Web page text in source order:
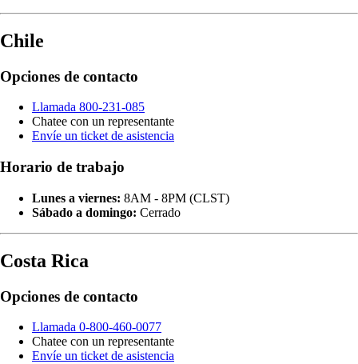
Chile
Opciones de contacto
Llamada 800-231-085
Chatee con un representante
Envíe un ticket de asistencia
Horario de trabajo
Lunes a viernes: 8AM - 8PM (CLST)
Sábado a domingo: Cerrado
Costa Rica
Opciones de contacto
Llamada 0-800-460-0077
Chatee con un representante
Envíe un ticket de asistencia